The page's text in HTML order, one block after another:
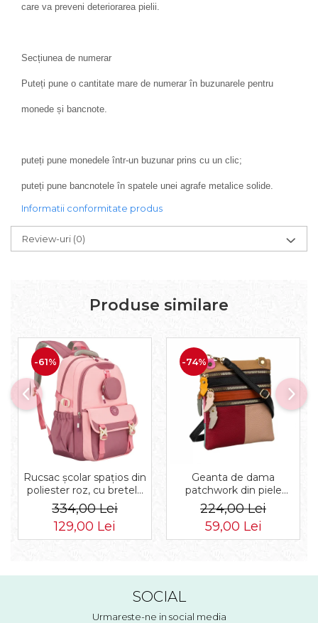
care va preveni deteriorarea pielii.
Secțiunea de numerar
Puteți pune o cantitate mare de numerar în buzunarele pentru
monede și bancnote.
puteți pune monedele într-un buzunar prins cu un clic;
puteți pune bancnotele în spatele unei agrafe metalice solide.
Informatii conformitate produs
Review-uri (0)
Produse similare
-61%
Rucsac școlar spațios din
poliester roz, cu bretele
reglabile - Peterson PTR-
PTN 8610-1327 PINK
334,00 Lei
129,00 Lei
-74%
Geanta de dama
patchwork din piele
naturala PTR-1718-SKL-
6922 MULTI
224,00 Lei
59,00 Lei
SOCIAL
Urmareste-ne in social media